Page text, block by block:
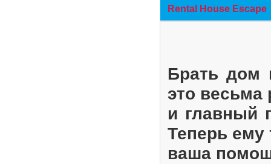
Rental House Escape
Брать дом
это весьма
и главный
Теперь ему
ваша